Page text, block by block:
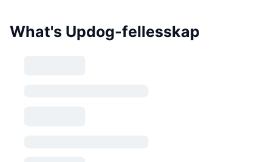
What's Updog-fellesskap